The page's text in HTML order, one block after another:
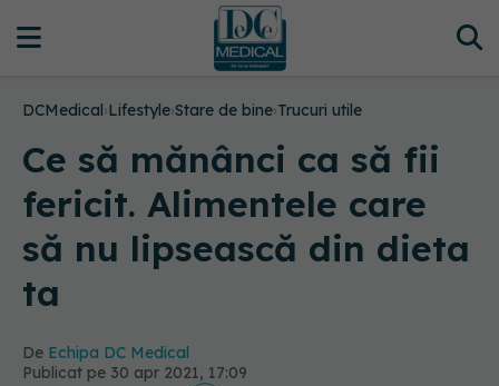
DCMedical›Lifestyle›Stare de bine›Trucuri utile
Ce să mănânci ca să fii
fericit. Alimentele care
să nu lipsească din dieta
ta
De Echipa DC Medical
Publicat pe 30 apr 2021, 17:09